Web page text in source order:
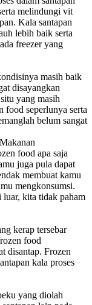
melindungi vit
Kala santapan
lebih baik serta
freezer yang
masih baik
disayangkan
yang masih
food seperlunya serta
belum sangat
food apa saja
juga pula dapat
membuat kamu
mengkonsumsi.
luar, kita tidak paham
kerap tersebar
food
disantap. Frozen
kala proses
yang diolah